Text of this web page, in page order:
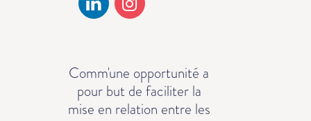
Comm'une opportunité a
pour but de faciliter la
mise en relation entre les